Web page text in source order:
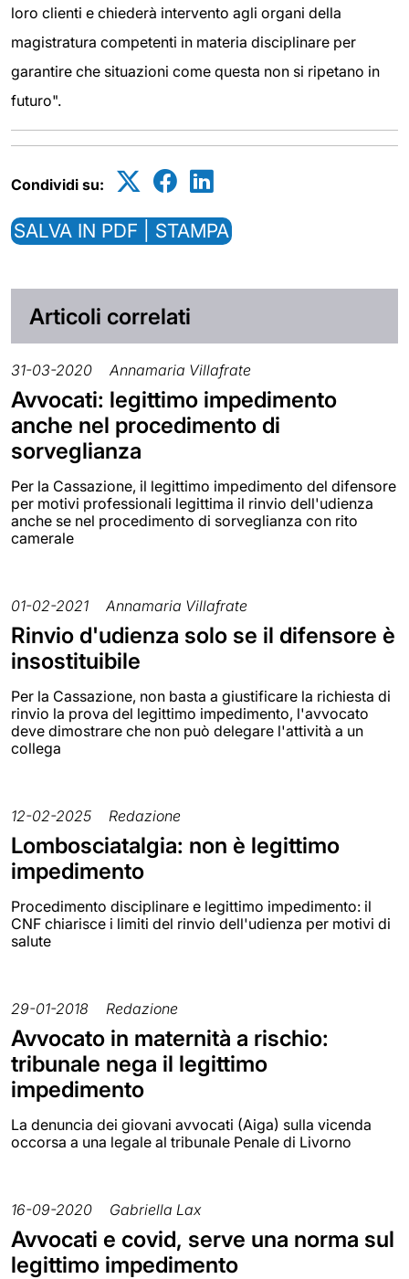
loro clienti e chiederà intervento agli organi della
magistratura competenti in materia disciplinare per
garantire che situazioni come questa non si ripetano in
futuro".
Condividi su:
SALVA IN PDF | STAMPA
Articoli correlati
31-03-2020 Annamaria Villafrate
Avvocati: legittimo impedimento
anche nel procedimento di
sorveglianza
Per la Cassazione, il legittimo impedimento del difensore
per motivi professionali legittima il rinvio dell'udienza
anche se nel procedimento di sorveglianza con rito
camerale
01-02-2021 Annamaria Villafrate
Rinvio d'udienza solo se il difensore è
insostituibile
Per la Cassazione, non basta a giustificare la richiesta di
rinvio la prova del legittimo impedimento, l'avvocato
deve dimostrare che non può delegare l'attività a un
collega
12-02-2025 Redazione
Lombosciatalgia: non è legittimo
impedimento
Procedimento disciplinare e legittimo impedimento: il
CNF chiarisce i limiti del rinvio dell'udienza per motivi di
salute
29-01-2018 Redazione
Avvocato in maternità a rischio:
tribunale nega il legittimo
impedimento
La denuncia dei giovani avvocati (Aiga) sulla vicenda
occorsa a una legale al tribunale Penale di Livorno
16-09-2020 Gabriella Lax
Avvocati e covid, serve una norma sul
legittimo impedimento